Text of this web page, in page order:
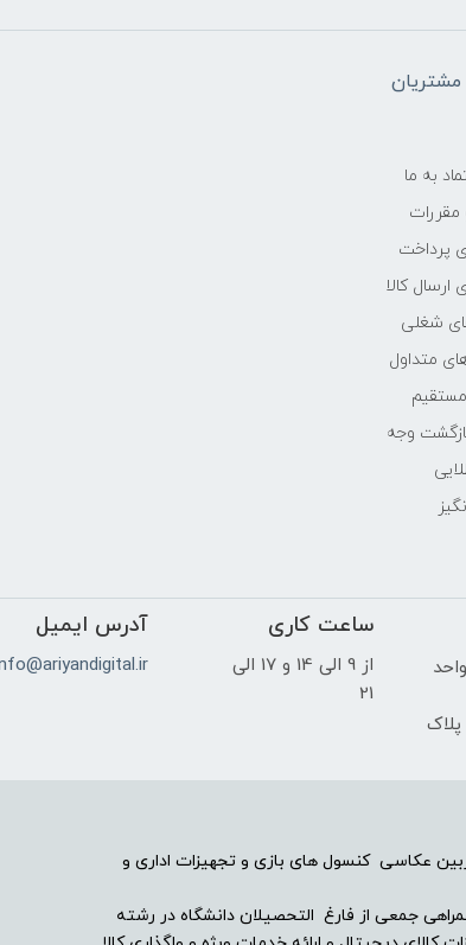
TN
به ما
مقررات
پرداخت
کالا
شغلی
متداول
وجه
پلاک
ساعت کاری
از 9 الی 14 و 17 الی
21
آدرس ایمیل
عکاسی کنسول های بازی و تجهیزات اداری و
فروشگاه آریان دیجیتال در سال ۱۳۸۲ با همراهی جمعی از فارغ التحصیلان دانشگاه در رشته